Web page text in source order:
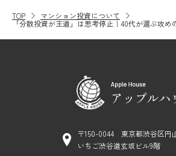
TOP マンション投資について
「分散投資が王道」は思考停止｜40代が選ぶ攻め
〒150-0044 東京都渋谷区円
いちご渋谷道玄坂ビル9階